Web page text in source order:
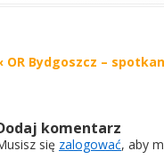
OR Bydgoszcz –
komentarz
się zalogować, aby